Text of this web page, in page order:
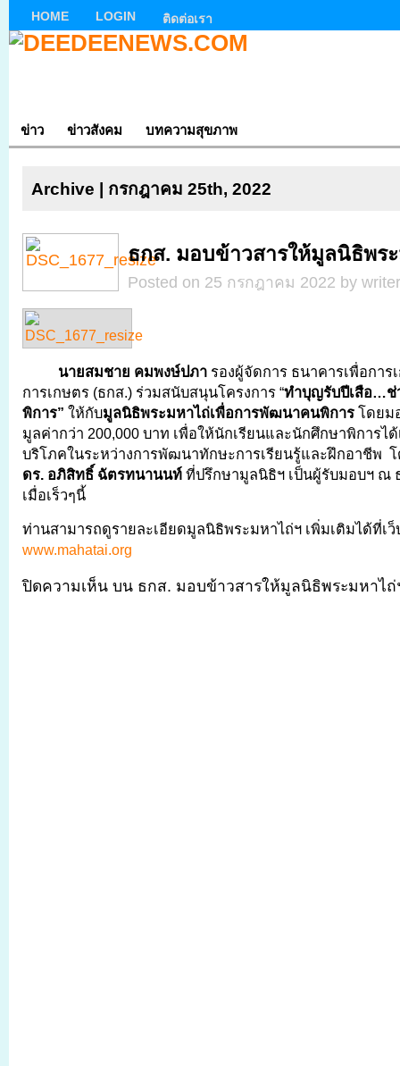
HOME LOGIN ติดต่อเรา
ข่าว ข่าวสังคม บทความสุขภาพ
Archive | กรกฎาคม 25th, 2022
ธกส. มอบข้าวสารให้มูลนิธิพร
Posted on 25 กรกฎาคม 2022 by writer
นายสมชาย คมพงษ์ปภา รองผู้จัดการ ธนาคารเพื่อกา
การเกษตร (ธกส.) ร่วมสนับสนุนโครงการ “ทำบุญรับปีเสือ…ช่
พิการ” ให้กับมูลนิธิพระมหาไถ่เพื่อการพัฒนาคนพิการ โดยม
มูลค่ากว่า 200,000 บาท เพื่อให้นักเรียนและนักศึกษาพิการไ
บริโภคในระหว่างการพัฒนาทักษะการเรียนรู้และฝึกอาชีพ
ดร. อภิสิทธิ์ ฉัตรทนานนท์ ที่ปรึกษามูลนิธิฯ เป็นผู้รับมอบฯ ณ
เมื่อเร็วๆนี้
ท่านสามารถดูรายละเอียดมูลนิธิพระมหาไถ่ฯ เพิ่มเติมได้ที่เว็
www.mahatai.org
ปิดความเห็น บน ธกส. มอบข้าวสารให้มูลนิธิพระมหาไถ่